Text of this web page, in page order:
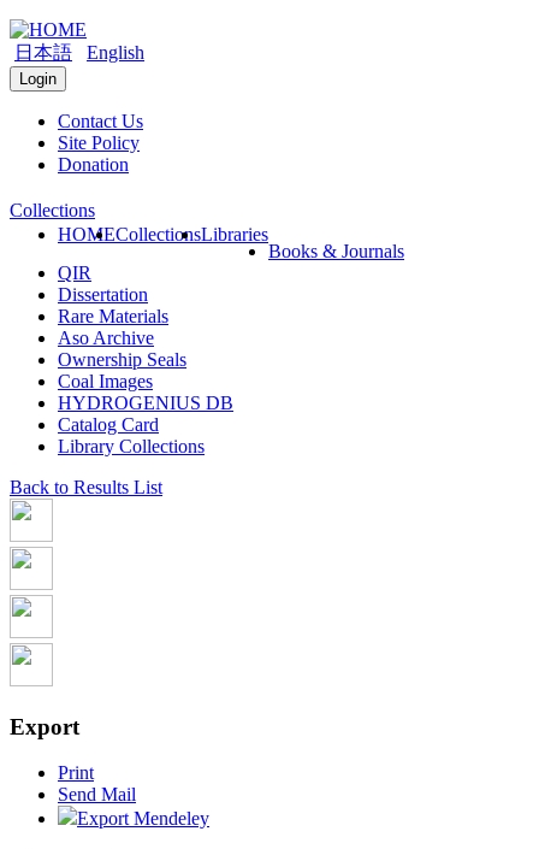
日本語 English
Login
Contact Us
Site Policy
Donation
HOMECollectionsLibraries
Collections
Books & Journals
QIR
Dissertation
Rare Materials
Aso Archive
Ownership Seals
Coal Images
HYDROGENIUS DB
Catalog Card
Library Collections
Back to Results List
Export
Print
Send Mail
Export Mendeley